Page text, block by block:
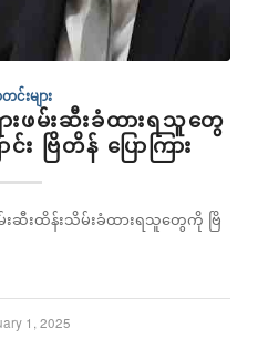
င်းများ
းဖမ်းဆီးခံထားရသူတွေ
း ဗြိတိန် ပြောကြား
မ်းဆီးထိန်းသိမ်းခံထားရသူတွေကို ဗြိ
1, 2025